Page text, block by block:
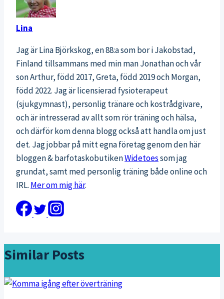
Lina
Jag är Lina Björkskog, en 88:a som bor i Jakobstad,
Finland tillsammans med min man Jonathan och vår
son Arthur, född 2017, Greta, född 2019 och Morgan,
född 2022. Jag är licensierad fysioterapeut
(sjukgymnast), personlig tränare och kostrådgivare,
och är intresserad av allt som rör träning och hälsa,
och därför kom denna blogg också att handla om just
det. Jag jobbar på mitt egna företag genom den här
bloggen & barfotaskobutikenWidetoessom jag
grundat, samt med personlig träning både online och
IRL. Mer om mig här.
Similar Posts